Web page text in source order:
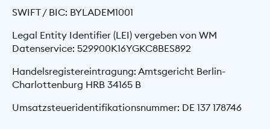
SWIFT / BIC: BYLADEM1001
Legal Entity Identifier (LEI) vergeben von WM
Datenservice: 529900K16YGKC8BES892
Handelsregistereintragung: Amtsgericht Berlin-
Charlottenburg HRB 34165 B
Umsatzsteueridentifikationsnummer: DE 137 178746